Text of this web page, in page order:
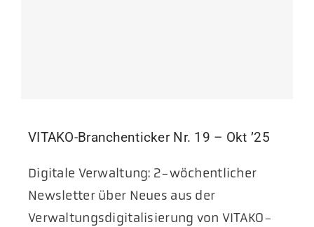
VITAKO-Branchenticker Nr. 19 – Okt ’25
Digitale Verwaltung: 2-wöchentlicher
Newsletter über Neues aus der
Verwaltungsdigitalisierung von VITAKO-